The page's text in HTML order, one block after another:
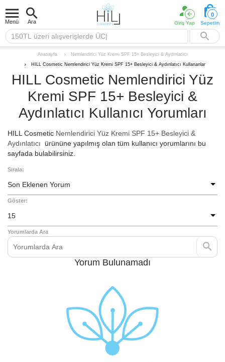
Menü Ara Giriş Yap
0
Sepetim
Anasayfa
Nemlendirici Yüz Kremi SPF 15+ Besleyici & Aydınlatıcı
HILL Cosmetic Nemlendirici Yüz Kremi SPF 15+ Besleyici & Aydınlatıcı Kullananlar
HILL Cosmetic Nemlendirici Yüz
Kremi SPF 15+ Besleyici &
Aydınlatıcı Kullanıcı Yorumları
HILL Cosmetic Nemlendirici Yüz Kremi SPF 15+ Besleyici &
Aydınlatıcı
ürününe yapılmış olan tüm kullanıcı yorumlarını bu
sayfada bulabilirsiniz.
Sırala:
Son Eklenen Yorum
Göster:
15
Yorumlarda Ara
Yorum Bulunamadı